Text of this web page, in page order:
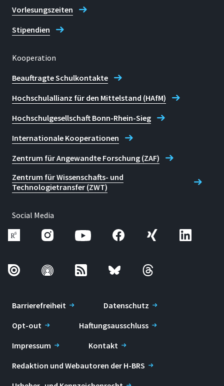
Vorlesungszeiten
Stipendien
Kooperation
Beauftragte Schulkontakte
Hochschulallianz für den Mittelstand (HAfM)
Hochschulgesellschaft Bonn-Rhein-Sieg
Internationale Kooperationen
Zentrum für Angewandte Forschung (ZAF)
Zentrum für Wissenschafts- und
Technologietransfer (ZWT)
Social Media
Barrierefreiheit
Datenschutz
Opt-out
Haftungsausschluss
Impressum
Kontakt
Redaktion und Webautoren der H-BRS